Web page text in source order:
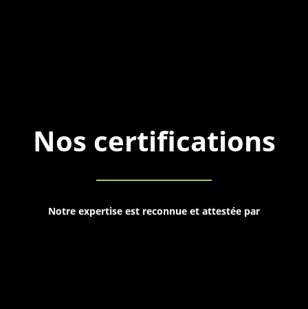
Nos certifications
Notre expertise est reconnue et attestée par